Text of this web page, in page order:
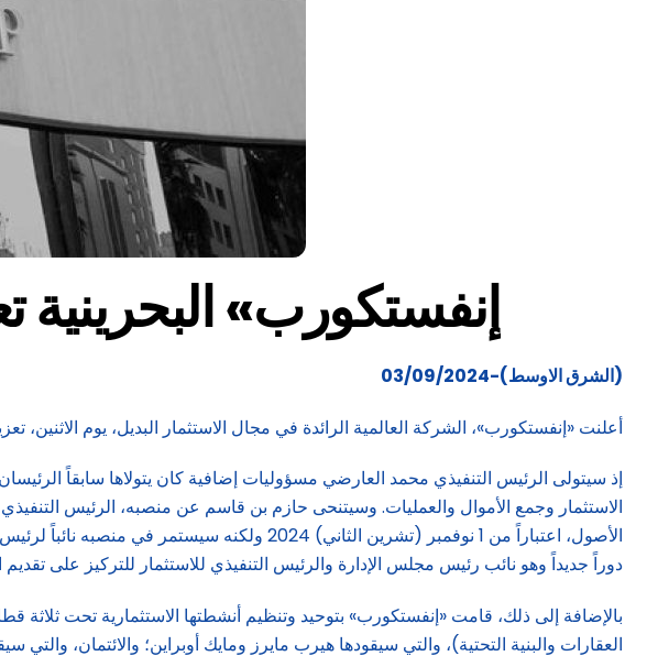
«إنفستكورب»
(الشرق الاوسط)-03/09/2024
أعلنت «إنفستكورب»، الشركة العالمية الرائدة في مجال الاستثمار البديل، يوم الاثنين،
إذ سيتولى الرئيس التنفيذي محمد العارضي مسؤوليات إضافية كان يتولاها سابقاً
الأصول، اعتباراً من 1 نوفمبر (تشرين الثاني)
دوراً جديداً وهو نائب رئيس مجلس الإدارة والرئيس التنفيذي للاستثمار للتركيز على تقديم
بالإضافة إلى ذلك، قامت «إنفستكورب» بتوحيد وتنظيم أنشطتها الاستثمارية تحت
العقارات والبنية التحتية)، والتي سيقودها هيرب مايرز ومايك أوبراين؛ والائتمان،